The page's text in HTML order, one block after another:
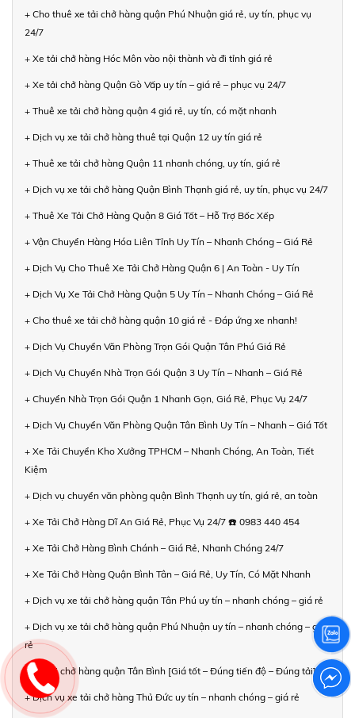
+ Cho thuê xe tải chở hàng quận Phú Nhuận giá rẻ, uy tín, phục vụ
24/7
+ Xe tải chở hàng Hóc Môn vào nội thành và đi tỉnh giá rẻ
+ Xe tải chở hàng Quận Gò Vấp uy tín – giá rẻ – phục vụ 24/7
+ Thuê xe tải chở hàng quận 4 giá rẻ, uy tín, có mặt nhanh
+ Dịch vụ xe tải chở hàng thuê tại Quận 12 uy tín giá rẻ
+ Thuê xe tải chở hàng Quận 11 nhanh chóng, uy tín, giá rẻ
+ Dịch vụ xe tải chở hàng Quận Bình Thạnh giá rẻ, uy tín, phục vụ 24/7
+ Thuê Xe Tải Chở Hàng Quận 8 Giá Tốt – Hỗ Trợ Bốc Xếp
+ Vận Chuyển Hàng Hóa Liên Tỉnh Uy Tín – Nhanh Chóng – Giá Rẻ
+ Dịch Vụ Cho Thuê Xe Tải Chở Hàng Quận 6 | An Toàn - Uy Tín
+ Dịch Vụ Xe Tải Chở Hàng Quận 5 Uy Tín – Nhanh Chóng – Giá Rẻ
+ Cho thuê xe tải chở hàng quận 10 giá rẻ - Đáp ứng xe nhanh!
+ Dịch Vụ Chuyển Văn Phòng Trọn Gói Quận Tân Phú Giá Rẻ
+ Dịch Vụ Chuyển Nhà Trọn Gói Quận 3 Uy Tín – Nhanh – Giá Rẻ
+ Chuyển Nhà Trọn Gói Quận 1 Nhanh Gọn, Giá Rẻ, Phục Vụ 24/7
+ Dịch Vụ Chuyển Văn Phòng Quận Tân Bình Uy Tín – Nhanh – Giá Tốt
+ Xe Tải Chuyển Kho Xưởng TPHCM – Nhanh Chóng, An Toàn, Tiết
Kiệm
+ Dịch vụ chuyển văn phòng quận Bình Thạnh uy tín, giá rẻ, an toàn
+ Xe Tải Chở Hàng Dĩ An Giá Rẻ, Phục Vụ 24/7 ☎️ 0983 440 454
+ Xe Tải Chở Hàng Bình Chánh – Giá Rẻ, Nhanh Chóng 24/7
+ Xe Tải Chở Hàng Quận Bình Tân – Giá Rẻ, Uy Tín, Có Mặt Nhanh
+ Dịch vụ xe tải chở hàng quận Tân Phú uy tín – nhanh chóng – giá rẻ
+ Dịch vụ xe tải chở hàng quận Phú Nhuận uy tín – nhanh chóng – giá
rẻ
+ Xe tải chở hàng quận Tân Bình [Giá tốt – Đúng tiến độ – Đúng tải]
+ Dịch vụ xe tải chở hàng Thủ Đức uy tín – nhanh chóng – giá rẻ